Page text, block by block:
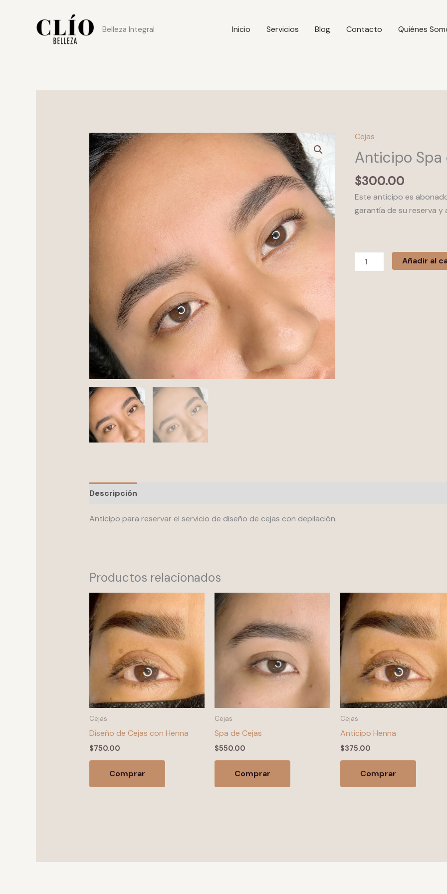
Belleza Integral Inicio Servicios Blog Contacto Quiénes
Cejas
Anticipo Spa
$300.00
Este anticipo es
garantía de su reserva y
Anticipo
Spa
de
Cejas
cantidad
Añadir al
Descripción
Anticipo para reservar el servicio de diseño de cejas con depilación.
Productos relacionados
Cejas
Diseño de Cejas con Henna
$750.00
Comprar
Cejas
Spa de Cejas
$550.00
Comprar
Cejas
Anticipo Henna
$375.00
Comprar